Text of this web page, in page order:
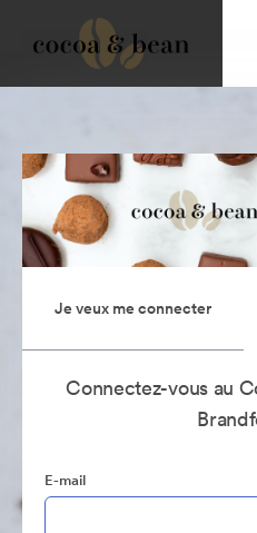
Je veux me connecter
Connectez-vous au
E-mail